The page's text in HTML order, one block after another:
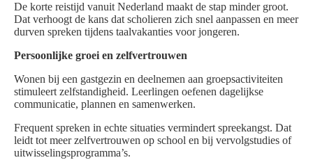
De korte reistijd vanuit Nederland maakt de stap minder groot.
Dat verhoogt de kans dat scholieren zich snel aanpassen en meer
durven spreken tijdens taalvakanties voor jongeren.
Persoonlijke groei en zelfvertrouwen
Wonen bij een gastgezin en deelnemen aan groepsactiviteiten
stimuleert zelfstandigheid. Leerlingen oefenen dagelijkse
communicatie, plannen en samenwerken.
Frequent spreken in echte situaties vermindert spreekangst. Dat
leidt tot meer zelfvertrouwen op school en bij vervolgstudies of
uitwisselingsprogramma’s.